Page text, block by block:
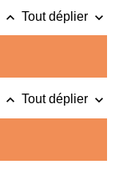
keyboard_arrow_up Tout déplier keyboard_arrow_down
keyboard_arrow_up Tout déplier keyboard_arrow_down